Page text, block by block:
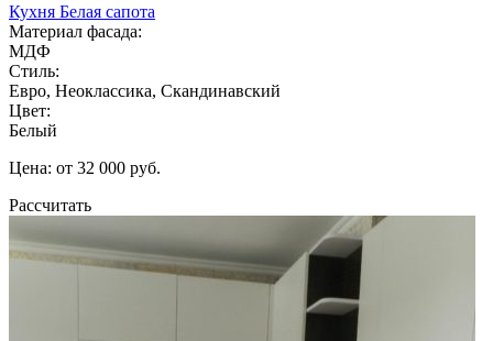
Кухня Белая сапота
Материал фасада:
МДФ
Стиль:
Евро, Неоклассика, Скандинавский
Цвет:
Белый
Цена: от 32 000 руб.
Рассчитать